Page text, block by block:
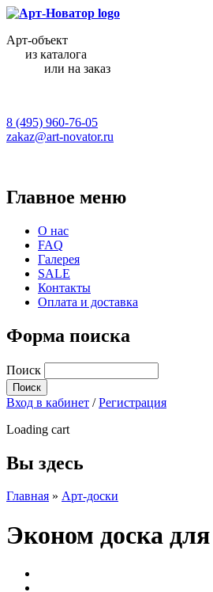
Арт-объект
из каталога
или на заказ
8 (495) 960-76-05
zakaz@art-novator.ru
Главное меню
О нас
FAQ
Галерея
SALE
Контакты
Оплата и доставка
Форма поиска
Поиск
Вход в кабинет /Регистрация
Loading cart
Вы здесь
Главная » Арт-доски
Эконом доска